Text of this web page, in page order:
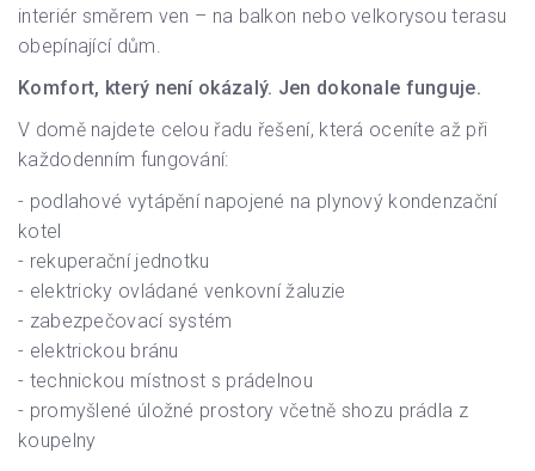
interiér směrem ven – na balkon nebo velkorysou terasu
obepínající dům.
Komfort, který není okázalý. Jen dokonale funguje.
V domě najdete celou řadu řešení, která oceníte až při
každodenním fungování:
- podlahové vytápění napojené na plynový kondenzační
kotel
- rekuperační jednotku
- elektricky ovládané venkovní žaluzie
- zabezpečovací systém
- elektrickou bránu
- technickou místnost s prádelnou
- promyšlené úložné prostory včetně shozu prádla z
koupelny